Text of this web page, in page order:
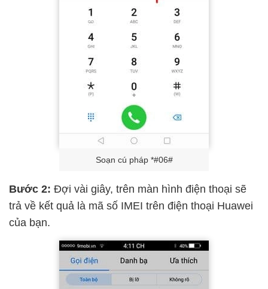
Soạn cú pháp *#06#
Bước 2: Đợi vài giây, trên màn hình điện thoại sẽ
trả về kết quả là mã số IMEI trên điện thoại Huawei
của bạn.